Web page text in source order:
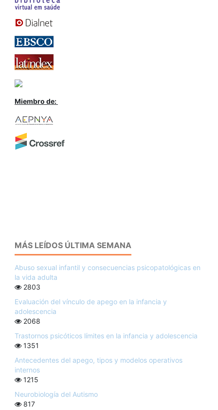
Miembro de:
MÁS LEÍDOS ÚLTIMA SEMANA
Abuso sexual infantil y consecuencias psicopatológicas en
la vida adulta
2803
Evaluación del vínculo de apego en la infancia y
adolescencia
2068
Trastornos psicóticos límites en la infancia y adolescencia
1351
Antecedentes del apego, tipos y modelos operativos
internos
1215
Neurobiología del Autismo
817